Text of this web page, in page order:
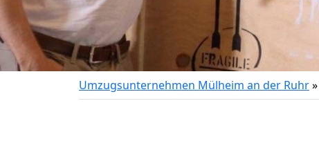
Umzugsunternehmen Mülheim an der Ruhr»